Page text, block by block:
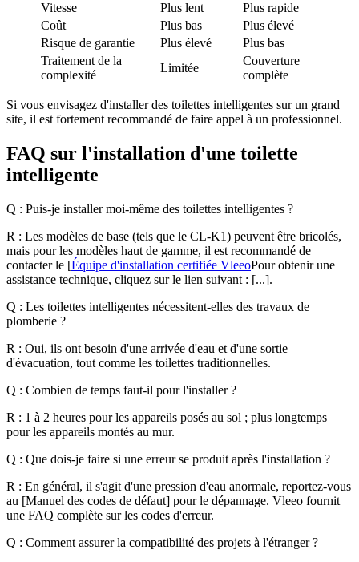
Vitesse
Plus lent
Plus rapide
Coût
Plus bas
Plus élevé
Risque de garantie
Plus élevé
Plus bas
Traitement de la
complexité
Limitée
Couverture
complète
Si vous envisagez d'installer des toilettes intelligentes sur un grand
site, il est fortement recommandé de faire appel à un professionnel.
FAQ sur l'installation d'une toilette
intelligente
Q : Puis-je installer moi-même des toilettes intelligentes ?
R : Les modèles de base (tels que le CL-K1) peuvent être bricolés,
mais pour les modèles haut de gamme, il est recommandé de
contacter le [Équipe d'installation certifiée VleeoPour obtenir une
assistance technique, cliquez sur le lien suivant : [...].
Q : Les toilettes intelligentes nécessitent-elles des travaux de
plomberie ?
R : Oui, ils ont besoin d'une arrivée d'eau et d'une sortie
d'évacuation, tout comme les toilettes traditionnelles.
Q : Combien de temps faut-il pour l'installer ?
R : 1 à 2 heures pour les appareils posés au sol ; plus longtemps
pour les appareils montés au mur.
Q : Que dois-je faire si une erreur se produit après l'installation ?
R : En général, il s'agit d'une pression d'eau anormale, reportez-vous
au [Manuel des codes de défaut] pour le dépannage. Vleeo fournit
une FAQ complète sur les codes d'erreur.
Q : Comment assurer la compatibilité des projets à l'étranger ?